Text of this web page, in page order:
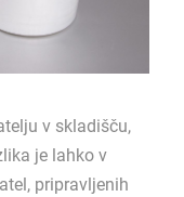
v skladišču,
je lahko v
pripravljenih